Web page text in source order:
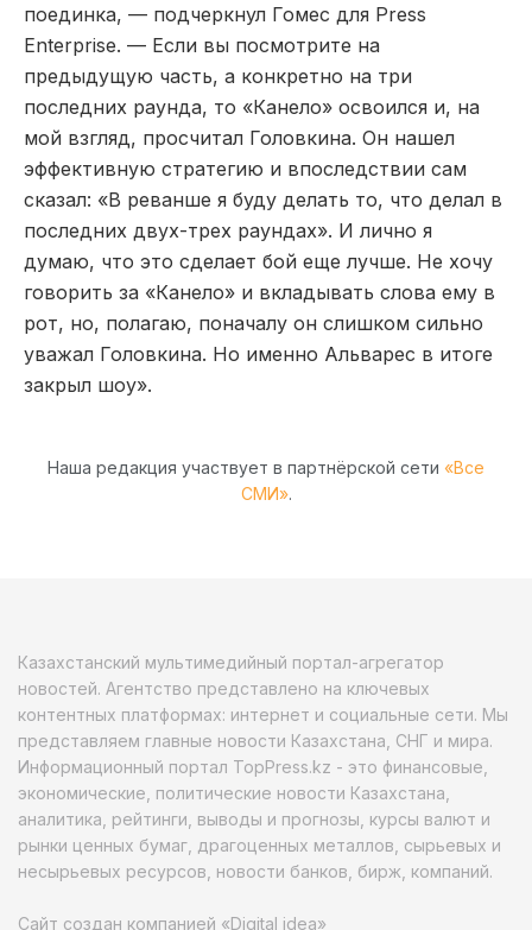
поединка, — подчеркнул Гомес для Press
Enterprise. — Если вы посмотрите на
предыдущую часть, а конкретно на три
последних раунда, то «Канело» освоился и, на
мой взгляд, просчитал Головкина. Он нашел
эффективную стратегию и впоследствии сам
сказал: «В реванше я буду делать то, что делал в
последних двух-трех раундах». И лично я
думаю, что это сделает бой еще лучше. Не хочу
говорить за «Канело» и вкладывать слова ему в
рот, но, полагаю, поначалу он слишком сильно
уважал Головкина. Но именно Альварес в итоге
закрыл шоу».
Наша редакция участвует в партнёрской сети «Все
СМИ».
Казахстанский мультимедийный портал-агрегатор
новостей. Агентство представлено на ключевых
контентных платформах: интернет и социальные сети. Мы
представляем главные новости Казахстана, СНГ и мира.
Информационный портал TopPress.kz - это финансовые,
экономические, политические новости Казахстана,
аналитика, рейтинги, выводы и прогнозы, курсы валют и
рынки ценных бумаг, драгоценных металлов, сырьевых и
несырьевых ресурсов, новости банков, бирж, компаний.
Сайт создан компанией «Digital idea»